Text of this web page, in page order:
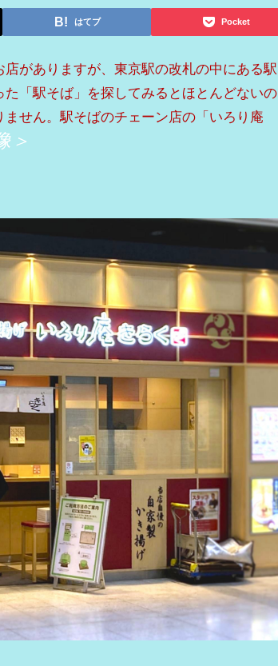
はてブ Pocket
がありますが、東京駅の改札の中にある駅
「駅そば」を探してみるとほとんどないの
ません。駅そばのチェーン店の「いろり庵
＞